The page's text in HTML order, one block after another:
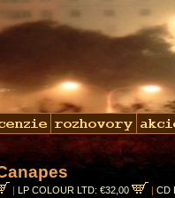
| LP COLOUR LTD: €32,00 | CD